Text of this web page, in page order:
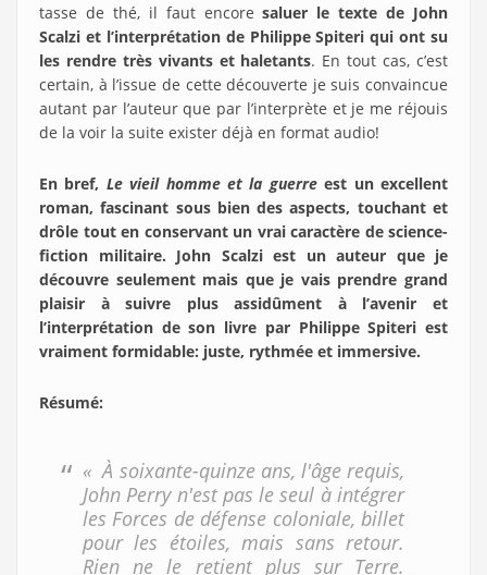
tasse de thé, il faut encoresaluer le texte de John
Scalzi et l’interprétation de Philippe Spiteri qui ont su
les rendre très vivants et haletants. En tout cas, c’est
certain, à l’issue de cette découverte je suis convaincue
autant par l’auteur que par l’interprète et je me réjouis
de la voir la suite exister déjà en format audio!
En bref, Le vieil homme et la guerreest un excellent
roman, fascinant sous bien des aspects, touchant et
drôle tout en conservant un vrai caractère de science-
fiction militaire. John Scalzi est un auteur que je
découvre seulement mais que je vais prendre grand
plaisir à suivre plus assidûment à l’avenir et
l’interprétation de son livre par Philippe Spiteri est
vraiment formidable: juste, rythmée et immersive.
Résumé:
« À soixante-quinze ans, l'âge requis,
John Perry n'est pas le seul à intégrer
les Forces de défense coloniale, billet
pour les étoiles, mais sans retour.
Rien ne le retient plus sur Terre.